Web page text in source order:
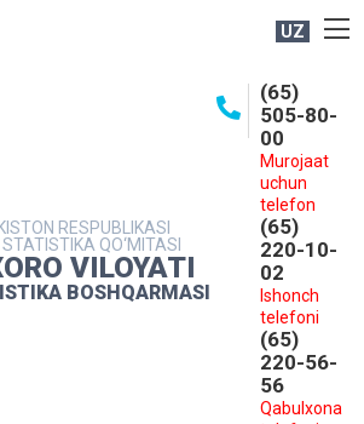
UZ
RESPUBLIKASI
QO‘MITASI
VILOYATI
BOSHQARMASI
(65)
505-80-
00
Murojaat
uchun
telefon
(65)
220-10-
02
Ishonch
telefoni
(65)
220-56-
56
Qabulxona
MATBUOT XIZMATI
MUROJAATLAR